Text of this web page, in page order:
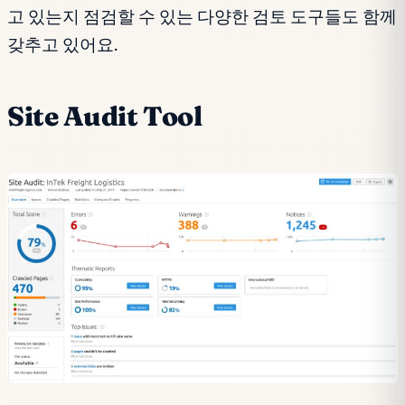
고 있는지 점검할 수 있는 다양한 검토 도구들도 함께
갖추고 있어요.
Site Audit Tool